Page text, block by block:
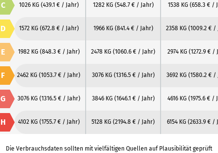
C 1026 KG (439.1 € / Jahr) 1282 KG (548.7 € / Jahr) 1538 KG (658.3 € /
D 1572 KG (672.8 € / Jahr) 1966 KG (841.4 € / Jahr) 2358 KG (1009.2 € /
E 1982 KG (848.3 € / Jahr) 2478 KG (1060.6 € / Jahr) 2974 KG (1272.9 € /
F 2462 KG (1053.7 € / Jahr) 3076 KG (1316.5 € / Jahr) 3692 KG (1580.2 € /
G 3076 KG (1316.5 € / Jahr) 3846 KG (1646.1 € / Jahr) 4616 KG (1975.6 € /
H 4102 KG (1755.7 € / Jahr) 5128 KG (2194.8 € / Jahr) 6154 KG (2633.9 € /
Die Verbrauchsdaten sollten mit vielfältigen Quellen auf Plausibilität geprüft